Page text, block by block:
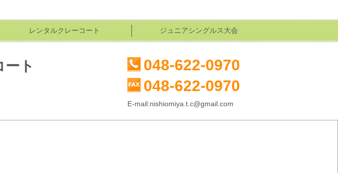
レンタルクレーコート ジュニアシングルス大会
ト
048-622-0970
048-622-0970
E-mail:nishiomiya.t.c@gmail.com